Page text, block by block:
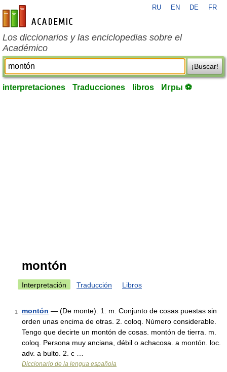
es-academic.com
RU EN DE FR
Los diccionarios y las enciclopedias sobre el
Académico
¡Buscar!
interpretaciones Traducciones libros Игры ⚽
montón
Interpretación Traducción Libros
1 montón — (De monte). 1. m. Conjunto de cosas puestas sin
orden unas encima de otras. 2. coloq. Número considerable.
Tengo que decirte un montón de cosas. montón de tierra. m.
coloq. Persona muy anciana, débil o achacosa. a montón. loc.
adv. a bulto. 2. c …
Diccionario de la lengua española